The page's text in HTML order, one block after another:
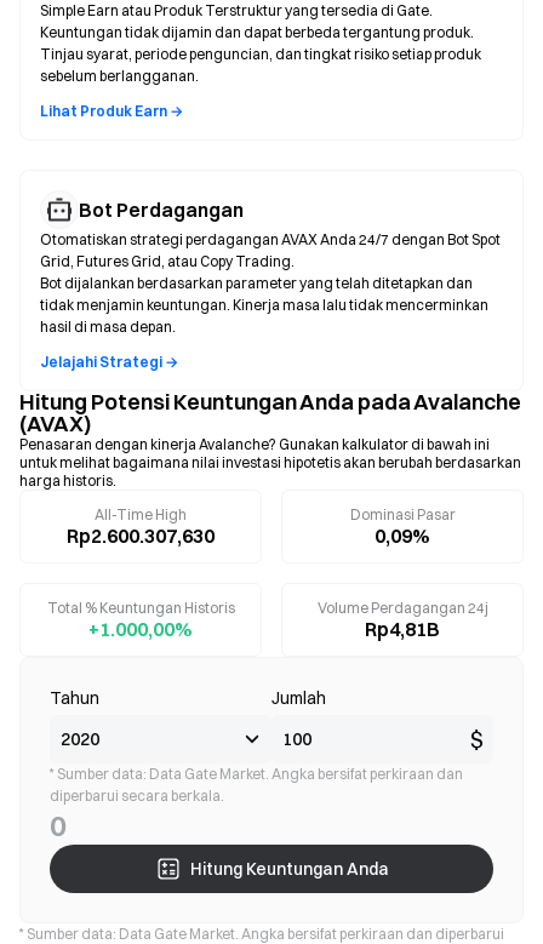
Simple Earn atau Produk Terstruktur yang tersedia di Gate.
Keuntungan tidak dijamin dan dapat berbeda tergantung produk.
Tinjau syarat, periode penguncian, dan tingkat risiko setiap produk
sebelum berlangganan.
Lihat Produk Earn →
Bot Perdagangan
Otomatiskan strategi perdagangan AVAX Anda 24/7 dengan Bot Spot
Grid, Futures Grid, atau Copy Trading.
Bot dijalankan berdasarkan parameter yang telah ditetapkan dan
tidak menjamin keuntungan. Kinerja masa lalu tidak mencerminkan
hasil di masa depan.
Jelajahi Strategi →
Hitung Potensi Keuntungan Anda pada Avalanche
(AVAX)
Penasaran dengan kinerja Avalanche? Gunakan kalkulator di bawah ini
untuk melihat bagaimana nilai investasi hipotetis akan berubah berdasarkan
harga historis.
All-Time High
Rp2.600.307,630
Dominasi Pasar
0,09%
Total % Keuntungan Historis
+1.000,00%
Volume Perdagangan 24j
Rp4,81B
Tahun Jumlah
$
* Sumber data: Data Gate Market. Angka bersifat perkiraan dan
diperbarui secara berkala.
0
Hitung Keuntungan Anda
* Sumber data: Data Gate Market. Angka bersifat perkiraan dan diperbarui